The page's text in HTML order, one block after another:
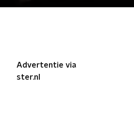
Advertentie via
ster.nl